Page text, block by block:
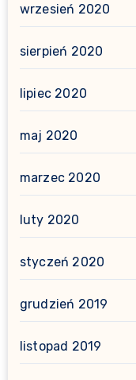
wrzesień 2020
sierpień 2020
lipiec 2020
maj 2020
marzec 2020
luty 2020
styczeń 2020
grudzień 2019
listopad 2019